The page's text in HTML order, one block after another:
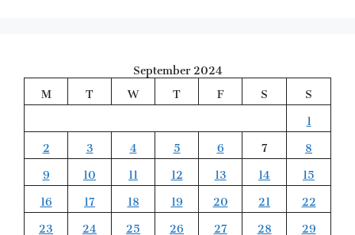
September 2024
M
T W T F S
S
1
2
3 4 5 6 7
8
9
10 11 12 13 14
15
16
17 18 19 20 21
22
23
24 25 26 27 28 29